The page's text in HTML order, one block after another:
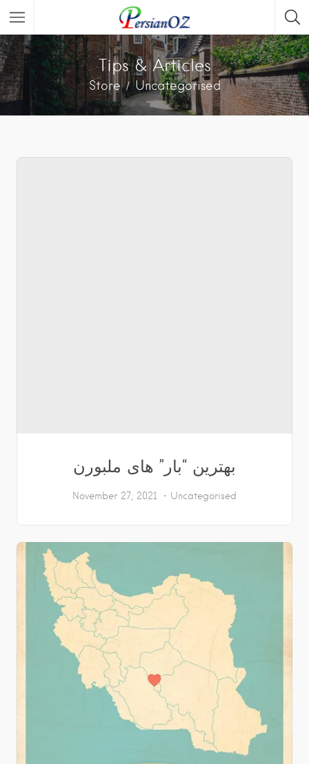
Tips & Articles
Store Uncategorised
بهترین “بار” های ملبورن
November 27, 2021 Uncategorised